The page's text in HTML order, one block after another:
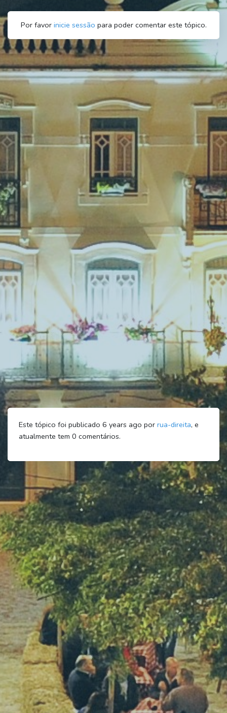
Por favor inicie sessão para poder comentar este tópico.
Este tópico foi publicado 6 years ago por rua-direita, e
atualmente tem 0 comentários.